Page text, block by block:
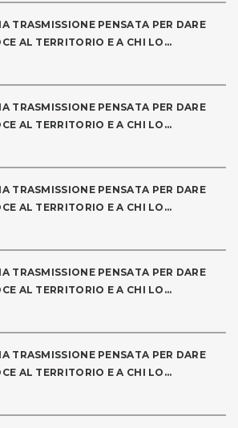
TRASMISSIONE PENSATA PER DARE
AL TERRITORIO E A CHI LO...
TRASMISSIONE PENSATA PER DARE
AL TERRITORIO E A CHI LO...
TRASMISSIONE PENSATA PER DARE
AL TERRITORIO E A CHI LO...
TRASMISSIONE PENSATA PER DARE
AL TERRITORIO E A CHI LO...
TRASMISSIONE PENSATA PER DARE
AL TERRITORIO E A CHI LO...